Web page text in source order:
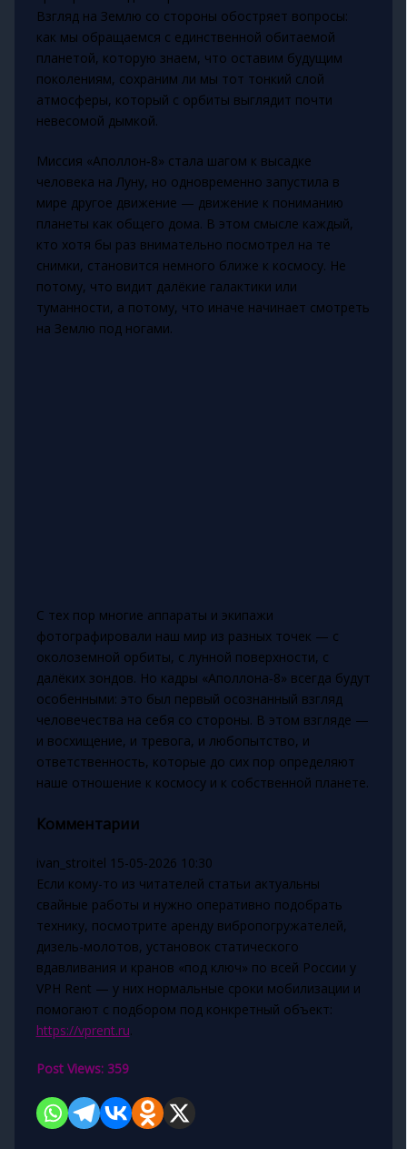
Взгляд на Землю со стороны обостряет вопросы:
как мы обращаемся с единственной обитаемой
планетой, которую знаем, что оставим будущим
поколениям, сохраним ли мы тот тонкий слой
атмосферы, который с орбиты выглядит почти
невесомой дымкой.
Миссия «Аполлон‑8» стала шагом к высадке
человека на Луну, но одновременно запустила в
мире другое движение — движение к пониманию
планеты как общего дома. В этом смысле каждый,
кто хотя бы раз внимательно посмотрел на те
снимки, становится немного ближе к космосу. Не
потому, что видит далёкие галактики или
туманности, а потому, что иначе начинает смотреть
на Землю под ногами.
С тех пор многие аппараты и экипажи
фотографировали наш мир из разных точек — с
околоземной орбиты, с лунной поверхности, с
далёких зондов. Но кадры «Аполлона‑8» всегда будут
особенными: это был первый осознанный взгляд
человечества на себя со стороны. В этом взгляде —
и восхищение, и тревога, и любопытство, и
ответственность, которые до сих пор определяют
наше отношение к космосу и к собственной планете.
Комментарии
ivan_stroitel 15-05-2026 10:30
Если кому-то из читателей статьи актуальны
свайные работы и нужно оперативно подобрать
технику, посмотрите аренду вибропогружателей,
дизель-молотов, установок статического
вдавливания и кранов «под ключ» по всей России у
VPH Rent — у них нормальные сроки мобилизации и
помогают с подбором под конкретный объект:
https://vprent.ru.
Post Views: 359